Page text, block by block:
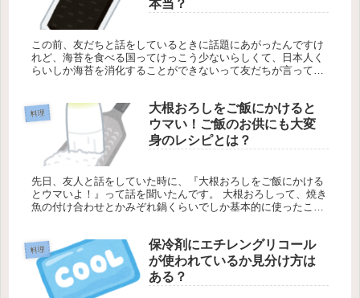
本当？
この前、友だちと話をしているときに話題にあがったんですけ
れど、海苔を食べる国ってけっこう少ないらしくて、日本人く
らいしか海苔を消化することができないって友だちが言ってい
料理
大根おろしをご飯にかけると
ウマい！ご飯のお供にも大変
身のレシピとは？
先日、友人と話をしていた時に、『大根おろしをご飯にかける
とウマいよ！』って話を聞いたんです。 大根おろしって、焼き
魚の付け合わせとかみぞれ鍋くらいでしか基本的に使ったこと
料理
保冷剤にエチレングリコール
が使われているか見分け方は
ある？